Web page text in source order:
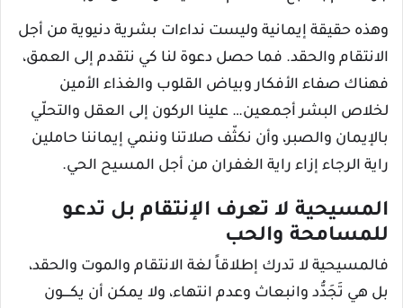
وهذه حقيقة إيمانية وليست نداءات بشرية دنيوية من أجل
الانتقام والحقد. فما حصل دعوة لنا كي نتقدم إلى العمق،
فهناك صفاء الأفكار وبياض القلوب والغذاء الأمين
لخلاص البشر أجمعين… علينا الركون إلى العقل والتحلّي
بالإيمان والصبر، وأن نكثّف صلاتنا وننمي إيماننا حاملين
راية الرجاء إزاء راية الغفران من أجل المسيح الحي.
المسيحية لا تعرف الإنتقام بل تدعو
للمسامحة والحب
فالمسيحية لا تدرك إطلاقاً لغة الانتقام والموت والحقد،
بل هي تَجَدُّد وانبعاث وعدم انتهاء، ولا يمكن أن يكــــون